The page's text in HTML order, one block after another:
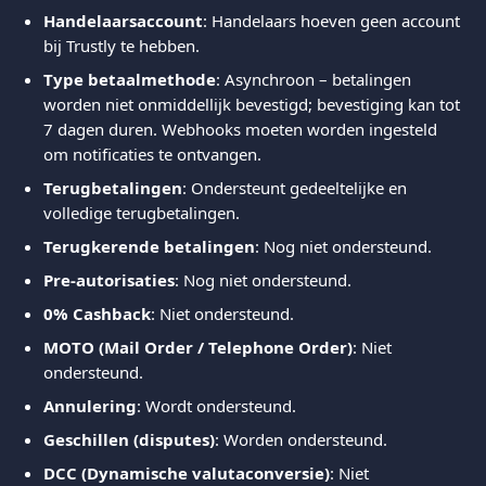
Handelaarsaccount: Handelaars hoeven geen account
bij Trustly te hebben.
Type betaalmethode: Asynchroon – betalingen
worden niet onmiddellijk bevestigd; bevestiging kan tot
7 dagen duren. Webhooks moeten worden ingesteld
om notificaties te ontvangen.
Terugbetalingen: Ondersteunt gedeeltelijke en
volledige terugbetalingen.
Terugkerende betalingen: Nog niet ondersteund.
Pre-autorisaties: Nog niet ondersteund.
0% Cashback: Niet ondersteund.
MOTO (Mail Order / Telephone Order): Niet
ondersteund.
Annulering: Wordt ondersteund.
Geschillen (disputes): Worden ondersteund.
DCC (Dynamische valutaconversie): Niet